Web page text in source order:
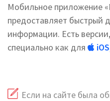
Мобильное приложение
предоставляет быстрый
информации. Есть
специально как для
iOS
Если на сайте была